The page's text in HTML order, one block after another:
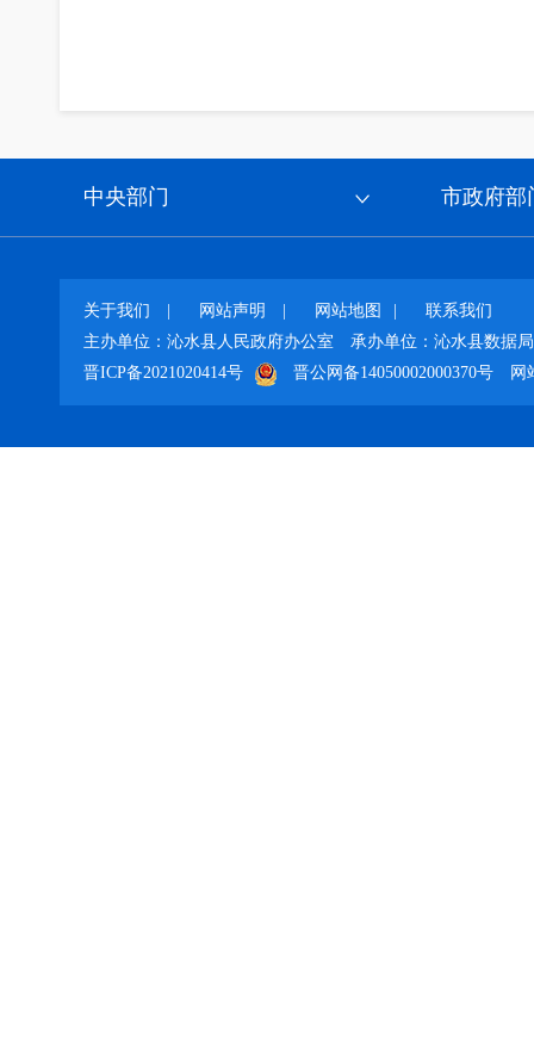
中央部门 市政府部
关于我们 网站声明 网站地图
联系我们
主办单位：沁水县人民政府办公室
承办单位：沁水县数据局
晋ICP备2021020414号
晋公网备14050002000370号 网